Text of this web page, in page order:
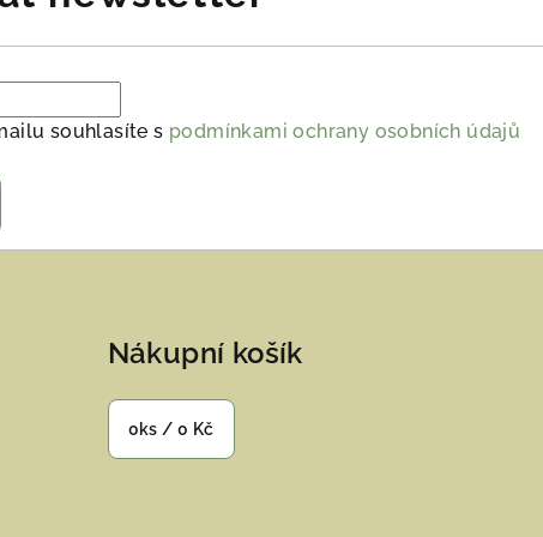
souhlasíte s podmínkami ochrany osobních údajů
Nákupní košík
0ks / 0 Kč